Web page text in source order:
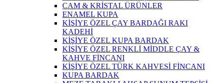
CAM & KRİSTAL ÜRÜNLER
ENAMEL KUPA
KİŞİYE ÖZEL ÇAY BARDAĞI RAKI
KADEHİ
KİŞİYE ÖZEL KUPA BARDAK
KİŞİYE ÖZEL RENKLİ MİDDLE ÇAY &
KAHVE FİNCANI
KİŞİYE ÖZEL TÜRK KAHVESİ FİNCANI
KUPA BARDAK